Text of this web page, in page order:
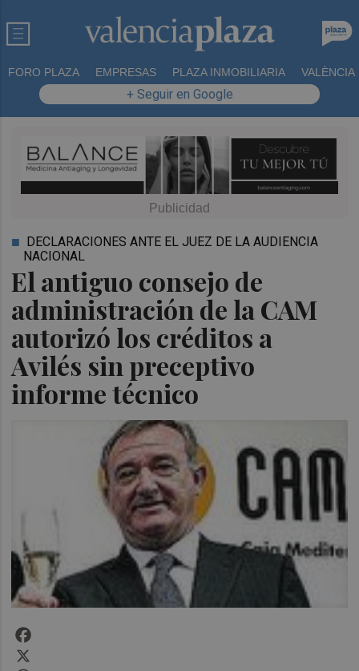
FORO PLAZA EMPRESAS PLAZA INMOBILIARIA VALÈNCIA
+ Seguir en Google
El antiguo consejo de
administración de la CAM
autorizó los créditos a
Avilés sin preceptivo
informe técnico
DECLARACIONES ANTE EL JUEZ DE LA AUDIENCIA
NACIONAL